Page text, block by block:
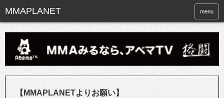
menu
【MMAPLANETよりお願い】